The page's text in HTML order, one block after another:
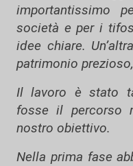
importantissimo
società e per i
idee chiare.
patrimonio
Il lavoro è stato
fosse il percorso
nostro obiettivo.
Nella prima fase